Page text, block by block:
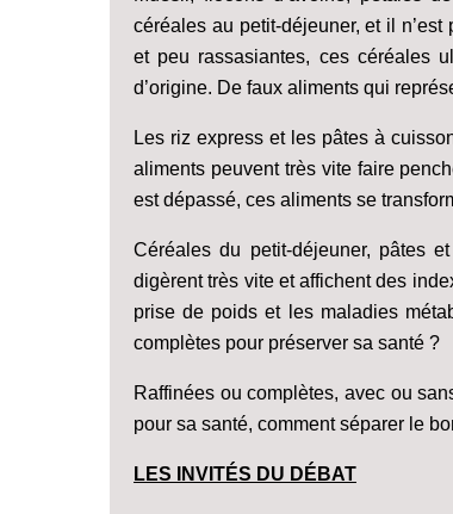
céréales au petit-déjeuner, et il
et peu rassasiantes, ces céréales
d’origine. De faux aliments qui
Les riz express et les pâtes à
aliments peuvent très vite faire
est dépassé, ces aliments se
Céréales du petit-déjeuner, pâtes
digèrent très vite et affichent des
prise de poids et les maladies
complètes pour préserver sa santé ?
Raffinées ou complètes, avec ou
pour sa santé, comment séparer le
LES INVITÉS DU DÉBAT